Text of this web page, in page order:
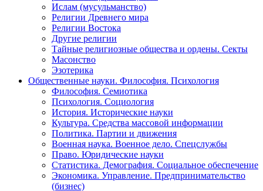
Ислам (мусульманство)
Религии Древнего мира
Религии Востока
Другие религии
Тайные религиозные общества и ордены. Секты
Масонство
Эзотерика
Общественные науки. Философия. Психология
Философия. Семиотика
Психология. Социология
История. Исторические науки
Культура. Средства массовой информации
Политика. Партии и движения
Военная наука. Военное дело. Спецслужбы
Право. Юридические науки
Статистика. Демография. Социальное обеспечение
Экономика. Управление. Предпринимательство
(бизнес)